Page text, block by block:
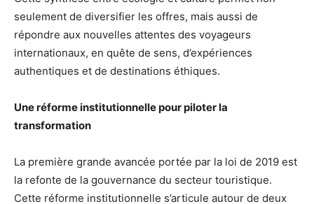
seulement de diversifier les offres, mais aussi de
répondre aux nouvelles attentes des voyageurs
internationaux, en quête de sens, d’expériences
authentiques et de destinations éthiques.
Une réforme institutionnelle pour piloter la
transformation
La première grande avancée portée par la loi de 2019 est
la refonte de la gouvernance du secteur touristique.
Cette réforme institutionnelle s’articule autour de deux